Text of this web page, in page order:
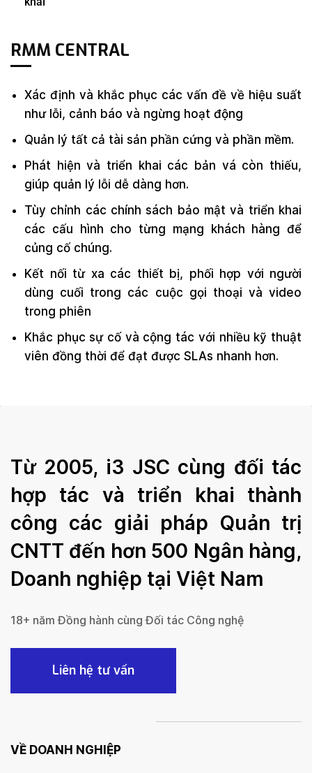
RMM CENTRAL
Xác định và khắc phục các vấn đề về hiệu suất
như lỗi, cảnh báo và ngừng hoạt động
Quản lý tất cả tài sản phần cứng và phần mềm.
Phát hiện và triển khai các bản vá còn thiếu,
giúp quản lý lỗi dễ dàng hơn.
Tùy chỉnh các chính sách bảo mật và triển khai
các cấu hình cho từng mạng khách hàng để
củng cố chúng.
Kết nối từ xa các thiết bị, phối hợp với người
dùng cuối trong các cuộc gọi thoại và video
trong phiên
Khắc phục sự cố và cộng tác với nhiều kỹ thuật
viên đồng thời để đạt được SLAs nhanh hơn.
Từ 2005, i3 JSC cùng đối tác
hợp tác và triển khai thành
công các giải pháp Quản trị
CNTT đến hơn 500 Ngân hàng,
Doanh nghiệp tại Việt Nam
18+ năm Đồng hành cùng Đối tác Công nghệ
Liên hệ tư vấn
VỀ DOANH NGHIỆP